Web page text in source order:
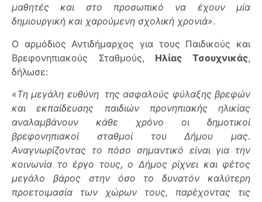
μαθητές και στο προσωπικό να έχουν μία
δημιουργική και χαρούμενη σχολική χρονιά».
Ο αρμόδιος Αντιδήμαρχος για τους Παιδικούς και
Βρεφονηπιακούς Σταθμούς, Ηλίας Τσουχνικάς,
δήλωσε:
«Tη μεγάλη ευθύνη της ασφαλούς φύλαξης βρεφών
και εκπαίδευσης παιδιών προνηπιακής ηλικίας
αναλαμβάνουν κάθε χρόνο οι δημοτικοί
βρεφονηπιακοί σταθμοί του Δήμου μας.
Αναγνωρίζοντας το πόσο σημαντικό είναι για την
κοινωνία το έργο τους, ο Δήμος ρίχνει και φέτος
μεγάλο βάρος στην όσο το δυνατόν καλύτερη
προετοιμασία των χώρων τους, παρέχοντας τις